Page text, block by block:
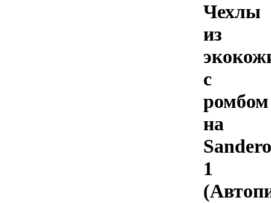
Чехлы
из
с
ромбом
на
Sandero
1